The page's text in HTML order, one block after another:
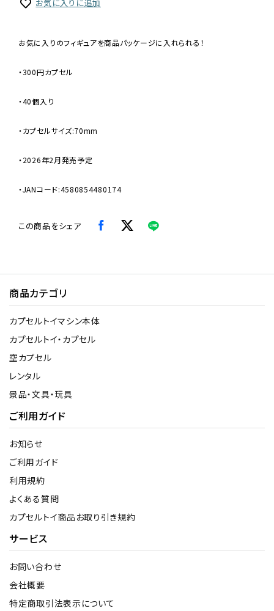
お気に入りに追加
お気に入りのフィギュアを商品パッケージに入れられる！
・300円カプセル
・40個入り
・カプセルサイズ:70mm
・2026年2月発売予定
・JANコード:4580854480174
この商品をシェア
商品カテゴリ
カプセルトイマシン本体
カプセルトイ・カプセル
空カプセル
レンタル
景品・文具・玩具
ご利用ガイド
お知らせ
ご利用ガイド
利用規約
よくある質問
カプセルトイ商品お取り引き規約
サービス
お問い合わせ
会社概要
特定商取引法表示について